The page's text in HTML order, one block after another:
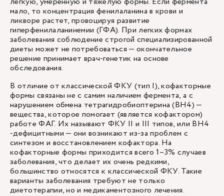
мало, то концентрация фенилаланина в крови и
ликворе растет, провоцируя развитие
гиперфенилаланинемии (ГФА). При легких формах
заболевания соблюдение строгой специализированной
диеты может не потребоваться — окончательное
решение принимает врач-генетик на основе
обследования.
В отличие от классической ФКУ (тип I), кофакторные
формы связаны не с самим наличием фермента, а с
нарушением обмена тетрагидробиоптерина (BH4) —
вещества, которое помогает (является кофактором)
работе ФАГ. Их называют ФКУ II и III типов, или BH4
-дефицитными — они возникают из-за проблем с
синтезом и восстановлением кофактора. На
кофакторные формы приходится всего 1–3% случаев
заболевания, что делает их очень редкими,
большинство относятся к классической ФКУ. Такие
варианты заболевания требуют не только
диетотерапии, но и медикаментозного лечения.